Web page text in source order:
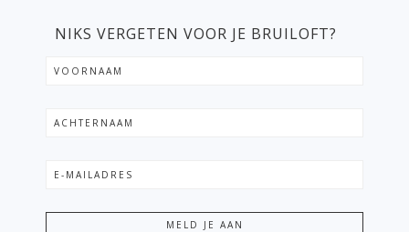
NIKS VERGETEN VOOR JE BRUILOFT?